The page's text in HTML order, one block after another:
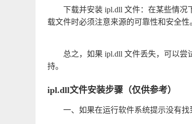
下载并安装 ipl.dll 文件：在某些情
载文件时必须注意来源的可靠性和安全性
总之，如果 ipl.dll 文件丢失，可以
持。
ipl.dll文件安装步骤（仅供参考）
一、如果在运行软件系统提示没有找